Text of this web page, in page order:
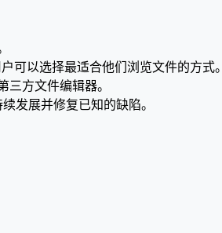
可以选择最适合他们浏览文件的方式。
三方文件编辑器。
发展并修复已知的缺陷。